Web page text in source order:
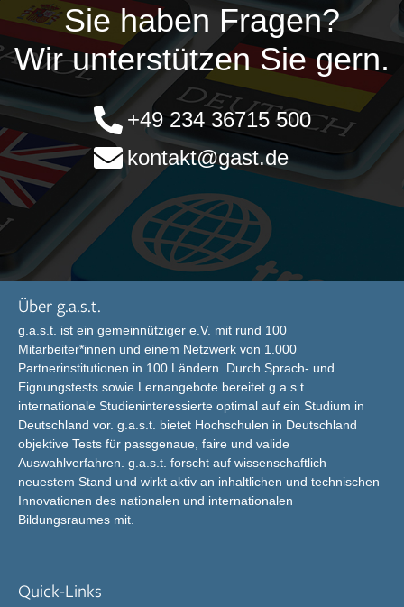
Sie haben Fragen?
Wir unterstützen Sie gern.
+49 234 36715 500
kontakt@gast.de
Über g.a.s.t.
g.a.s.t. ist ein gemeinnütziger e.V. mit rund 100
Mitarbeiter*innen und einem Netzwerk von 1.000
Partnerinstitutionen in 100 Ländern. Durch Sprach- und
Eignungstests sowie Lernangebote bereitet g.a.s.t.
internationale Studieninteressierte optimal auf ein Studium in
Deutschland vor. g.a.s.t. bietet Hochschulen in Deutschland
objektive Tests für passgenaue, faire und valide
Auswahlverfahren. g.a.s.t. forscht auf wissenschaftlich
neuestem Stand und wirkt aktiv an inhaltlichen und technischen
Innovationen des nationalen und internationalen
Bildungsraumes mit.
Quick-Links